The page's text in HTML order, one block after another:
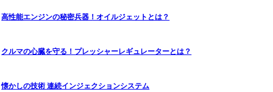
高性能エンジンの秘密兵器！オイルジェットとは？
クルマの心臓を守る！プレッシャーレギュレーターとは？
懐かしの技術 連続インジェクションシステム